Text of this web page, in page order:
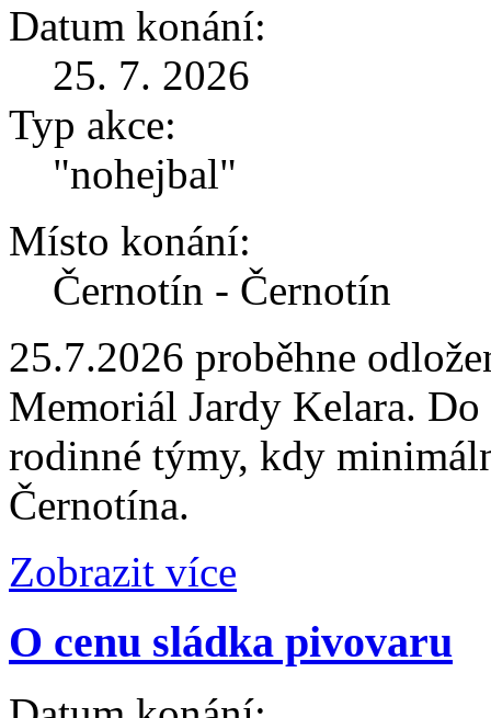
Datum konání:
25. 7. 2026
Typ akce:
"nohejbal"
Místo konání:
Černotín - Černotín
25.7.2026 proběhne
Memoriál Jardy Kelara.
rodinné týmy, kdy
Černotína.
Zobrazit více
O cenu sládka pivovaru